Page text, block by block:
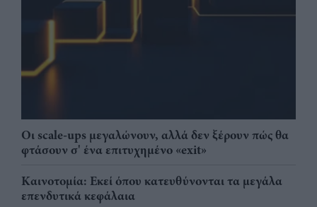
Οι scale-ups μεγαλώνουν, αλλά δεν ξέρουν πώς θα
φτάσουν σ' ένα επιτυχημένο «exit»
Καινοτομία: Εκεί όπου κατευθύνονται τα μεγάλα
επενδυτικά κεφάλαια